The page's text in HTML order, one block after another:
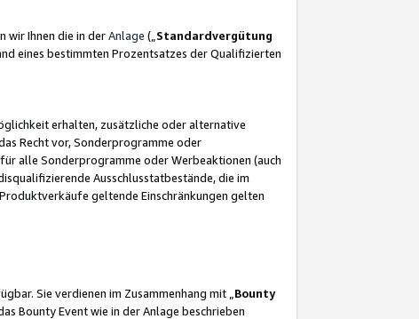
wir Ihnen die in derAnlage („ Standardvergütung
eines bestimmten Prozentsatzes der Qualifizierten
erhalten, zusätzliche oder alternative
Recht vor, Sonderprogramme oder
alle Sonderprogramme oder Werbeaktionen (auch
Ausschlusstatbestände, die im
geltende Einschränkungen gelten
Sie verdienen im Zusammenhang mit „ Bounty
Bounty Event wie in der Anlage beschrieben